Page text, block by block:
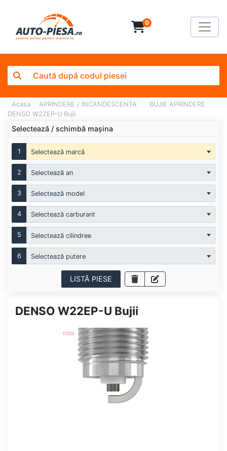
0
Acasa APRINDERE / INCANDESCENTA
BUJIE APRINDERE
DENSO W22EP-U Bujii
Selectează / schimbă mașina
1 Selectează marcă
2 Selectează an
3 Selectează model
4 Selectează carburant
5 Selectează cilindree
6 Selectează putere
LISTĂ PIESE
DENSO W22EP-U Bujii